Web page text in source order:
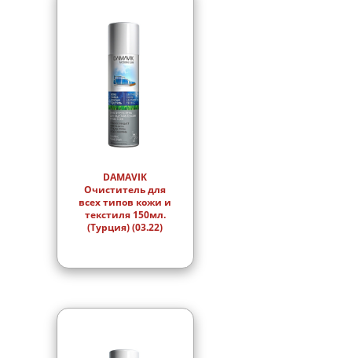
DAMAVIK
Очиститель для
всех типов кожи и
текстиля 150мл.
(Турция) (03.22)